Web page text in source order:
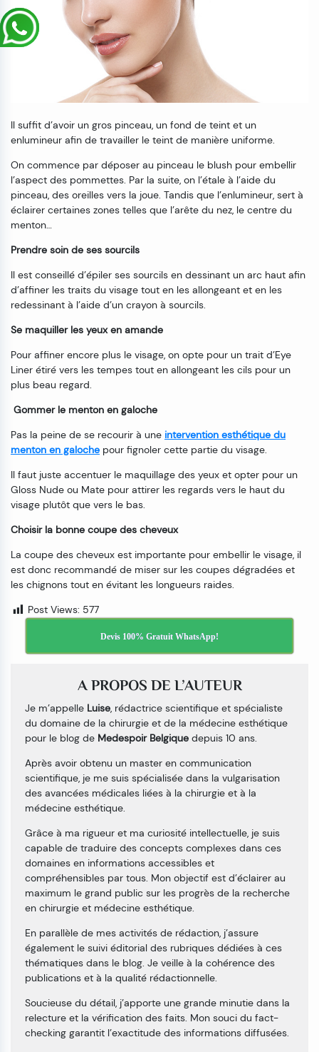
Il suffit d’avoir un gros pinceau, un fond de teint et un
enlumineur afin de travailler le teint de manière uniforme.
On commence par déposer au pinceau le blush pour embellir
l’aspect des pommettes. Par la suite, on l’étale à l’aide du
pinceau, des oreilles vers la joue. Tandis que l’enlumineur, sert à
éclairer certaines zones telles que l’arête du nez, le centre du
menton…
Prendre soin de ses sourcils
Il est conseillé d’épiler ses sourcils en dessinant un arc haut afin
d’affiner les traits du visage tout en les allongeant et en les
redessinant à l’aide d’un crayon à sourcils.
Se maquiller les yeux en amande
Pour affiner encore plus le visage, on opte pour un trait d’Eye
Liner étiré vers les tempes tout en allongeant les cils pour un
plus beau regard.
Gommer le menton en galoche
Pas la peine de se recourir à une intervention esthétique du
menton en galoche pour fignoler cette partie du visage.
Il faut juste accentuer le maquillage des yeux et opter pour un
Gloss Nude ou Mate pour attirer les regards vers le haut du
visage plutôt que vers le bas.
Choisir la bonne coupe des cheveux
La coupe des cheveux est importante pour embellir le visage, il
est donc recommandé de miser sur les coupes dégradées et
les chignons tout en évitant les longueurs raides.
Post Views: 577
Devis 100% Gratuit WhatsApp!
A PROPOS DE L’AUTEUR
Je m’appelle Luise , rédactrice scientifique et spécialiste
du domaine de la chirurgie et de la médecine esthétique
pour le blog de Medespoir Belgique depuis 10 ans.
Après avoir obtenu un master en communication
scientifique, je me suis spécialisée dans la vulgarisation
des avancées médicales liées à la chirurgie et à la
médecine esthétique.
Grâce à ma rigueur et ma curiosité intellectuelle, je suis
capable de traduire des concepts complexes dans ces
domaines en informations accessibles et
compréhensibles par tous. Mon objectif est d’éclairer au
maximum le grand public sur les progrès de la recherche
en chirurgie et médecine esthétique.
En parallèle de mes activités de rédaction, j’assure
également le suivi éditorial des rubriques dédiées à ces
thématiques dans le blog. Je veille à la cohérence des
publications et à la qualité rédactionnelle.
Soucieuse du détail, j’apporte une grande minutie dans la
relecture et la vérification des faits. Mon souci du fact-
checking garantit l’exactitude des informations diffusées.